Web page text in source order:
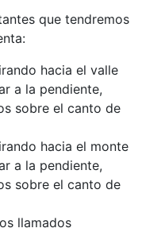
que tendremos
hacia el valle
a la pendiente,
sobre el canto de
hacia el monte
a la pendiente,
sobre el canto de
llamados